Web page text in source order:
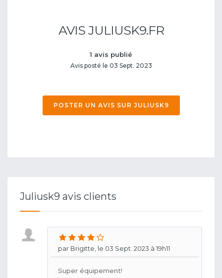
AVIS JULIUSK9.FR
1 avis publié
Avis posté le 03 Sept. 2023
POSTER UN AVIS SUR JULIUSK9
Juliusk9 avis clients
par Brigitte, le 03 Sept. 2023 à 19h11
Super équipement!